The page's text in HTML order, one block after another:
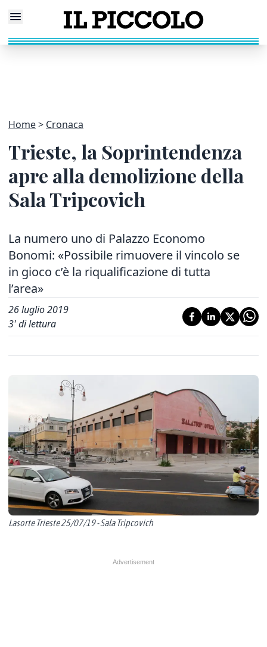
Home Cronaca
Trieste, la Soprintendenza
apre alla demolizione della
Sala Tripcovich
La numero uno di Palazzo Economo
Bonomi: «Possibile rimuovere il vincolo se
in gioco c’è la riqualificazione di tutta
l’area»
26 luglio 2019
3' di lettura
Lasorte Trieste 25/07/19 - Sala Tripcovich